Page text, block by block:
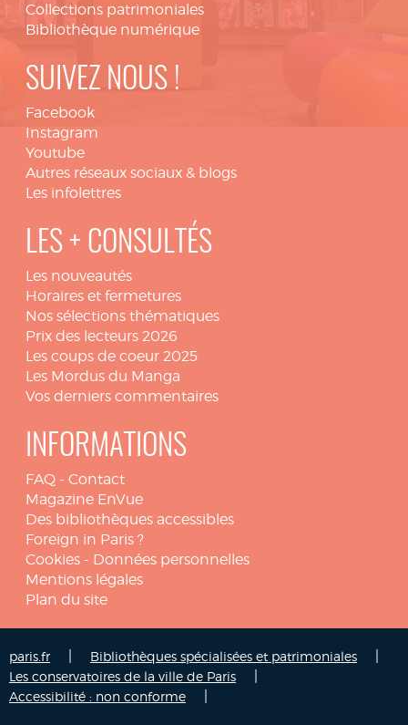
Collections patrimoniales
Bibliothèque numérique
SUIVEZ NOUS !
Facebook
Instagram
Youtube
Autres réseaux sociaux & blogs
Les infolettres
LES + CONSULTÉS
Les nouveautés
Horaires et fermetures
Nos sélections thématiques
Prix des lecteurs 2026
Les coups de coeur 2025
Les Mordus du Manga
Vos derniers commentaires
INFORMATIONS
FAQ - Contact
Magazine EnVue
Des bibliothèques accessibles
Foreign in Paris ?
Cookies - Données personnelles
Mentions légales
Plan du site
paris.fr Bibliothèques spécialisées et patrimoniales
Les conservatoires de la ville de Paris
Accessibilité : non conforme